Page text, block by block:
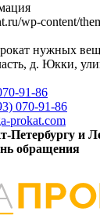
wp-content/
нужных
д. Юкки,
91-86
070-91-86
prokat.com
Петербургу и
обращения